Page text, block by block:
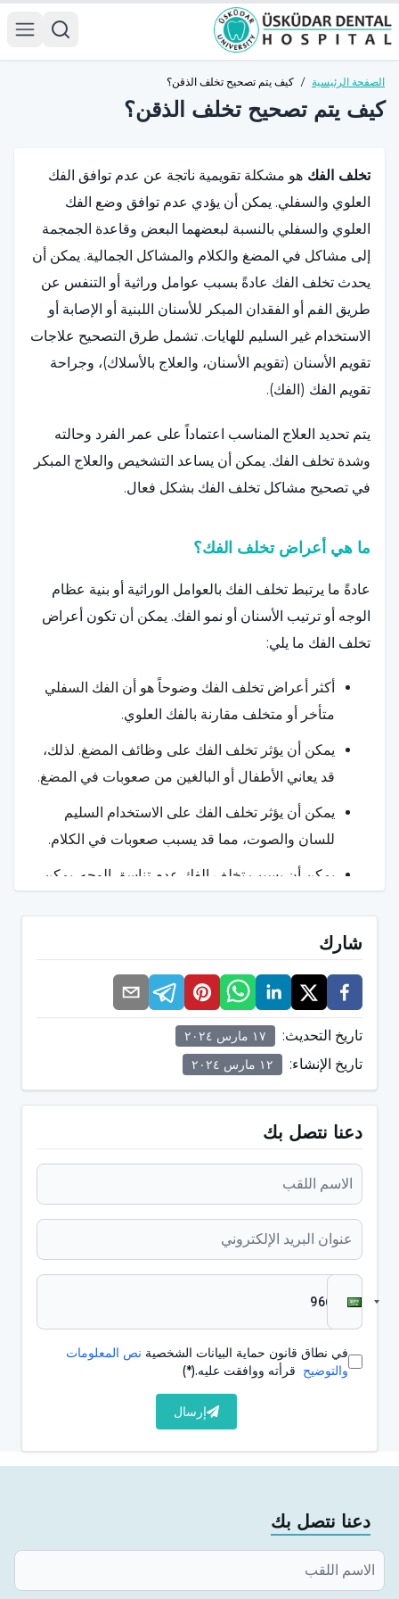
الصفحة الرئيسية / كيف يتم تصحيح تخلف الذقن؟
كيف يتم تصحيح تخلف الذقن؟
تخلف الفك هو مشكلة تقويمية ناتجة عن عدم توافق الفك
العلوي والسفلي. يمكن أن يؤدي عدم توافق وضع الفك
العلوي والسفلي بالنسبة لبعضهما البعض وقاعدة الجمجمة
إلى مشاكل في المضغ والكلام والمشاكل الجمالية. يمكن أن
يحدث تخلف الفك عادةً بسبب عوامل وراثية أو التنفس عن
طريق الفم أو الفقدان المبكر للأسنان اللبنية أو الإصابة أو
الاستخدام غير السليم للهايات. تشمل طرق التصحيح علاجات
تقويم الأسنان (تقويم الأسنان، والعلاج بالأسلاك)، وجراحة
تقويم الفك (الفك).
يتم تحديد العلاج المناسب اعتماداً على عمر الفرد وحالته
وشدة تخلف الفك. يمكن أن يساعد التشخيص والعلاج المبكر
في تصحيح مشاكل تخلف الفك بشكل فعال.
ما هي أعراض تخلف الفك؟
عادةً ما يرتبط تخلف الفك بالعوامل الوراثية أو بنية عظام
الوجه أو ترتيب الأسنان أو نمو الفك. يمكن أن تكون أعراض
تخلف الفك ما يلي:
أكثر أعراض تخلف الفك وضوحاً هو أن الفك السفلي
متأخر أو متخلف مقارنة بالفك العلوي.
يمكن أن يؤثر تخلف الفك على وظائف المضغ. لذلك،
قد يعاني الأطفال أو البالغين من صعوبات في المضغ.
يمكن أن يؤثر تخلف الفك على الاستخدام السليم
للسان والصوت، مما قد يسبب صعوبات في الكلام.
يمكن أن يسبب تخلف الفك عدم تناسق الوجه. يمكن
يمكن أن يكون التنفس عن طريق الفم شائعاً مع تخلف
الفك. يمكن أن يسبب التنفس عن طريق الفم بدلاً من
التنفس الأنفي مشاكل تنفسية مختلفة.
يمكن أن يتسبب تخلف الفك في تضييق مجرى الهواء
العلوي، مما قد يؤدي إلى توقف التنفس أثناء النوم. قد
تحدث مشاكل مثل عدم انتظام التنفس وتوقف
التنفس أثناء النوم.
يمكن أن يسبب تخلف الفك ألم في الرأس أو الرقبة أو
منطقة الفك. قد يرتبط ذلك بمشاكل في المفصل
الصدغي الفكي (مفصل الفك).
يمكن أن يؤثر تخلف الفك على ترتيب الأسنان ويسبب
المضغ ويؤدي إلى مشاكل مثل تآكل الأسنان أو
يمكن أن تختلف أعراض تخلف الفك من فرد لآخر ويمكن أن
تختلف في شدتها. إذا لاحظت علامات تخلف الفك لدى طفلك
أو لديك أنت، فمن المهم استشارة طبيب الأسنان أو أخصائي
تقويم الأسنان. يمكن للأخصائيين إجراء الفحوصات اللازمة
ما هي أسباب تخلف الفك؟
تخلف الفك هو حالة يمكن أن تحدث غالباً بسبب عوامل
شارك
تاريخ التحديث: ١٧ مارس ٢٠٢٤
تاريخ الإنشاء: ١٢ مارس ٢٠٢٤
دعنا نتصل بك
في نطاق قانون حماية البيانات الشخصية نص المعلومات
والتوضيح قرأته ووافقت عليه.(*)
إرسال
دعنا نتصل بك